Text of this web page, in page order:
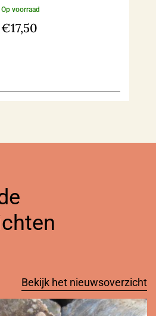
Op voorraad
€17,50
Bekijk het nieuwsoverzicht